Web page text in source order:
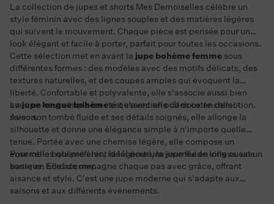
La collection de jupes et shorts Mes Demoiselles célèbre un
style féminin avec des lignes souples et des matières légères
qui suivent le mouvement. Chaque pièce est pensée pour un
look élégant et facile à porter, parfait pour toutes les occasions.
Cette sélection met en avant la jupe bohème femme sous
différentes formes : des modèles avec des motifs délicats, des
textures naturelles, et des coupes amples qui évoquent la
liberté. Confortable et polyvalente, elle s'associe aussi bien
avec un haut simple en été qu'avec un pull doux en demi-
saison.
La jupe longue bohèmeest essentielle dans cette collection.
Avec son tombé fluide et ses détails soignés, elle allonge la
silhouette et donne une élégance simple à n'importe quelle
tenue. Portée avec une chemise légère, elle compose un
ensemble bohème chic, idéal pour une journée en ville ou une
sortie en bord de mer.
Pour celles qui préfèrent la légèreté, la jupe fluide longue est un
basique. Elle accompagne chaque pas avec grâce, offrant
aisance et style. C'est une jupe moderne qui s'adapte aux
saisons et aux différents événements.